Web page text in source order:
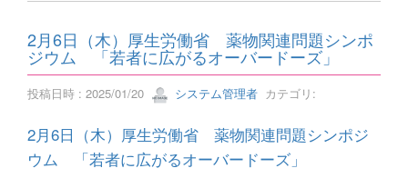
2月6日（木）厚生労働省 薬物関連問題シンポ
ジウム 「若者に広がるオーバードーズ」
投稿日時 : 2025/01/20 システム管理者 カテゴリ:
2月6日（木）厚生労働省 薬物関連問題シンポジ
ウム 「若者に広がるオーバードーズ」